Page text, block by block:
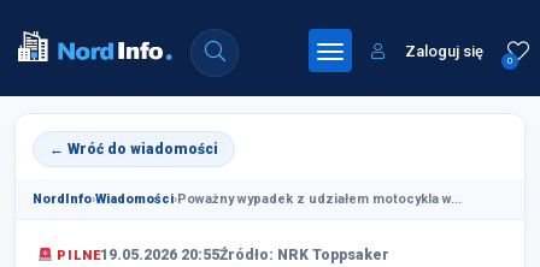
0
Zaloguj się
← Wróć do wiadomości
NordInfo›Wiadomości›Poważny wypadek z udziałem motocykla w...
PILNE19.05.2026 20:55Źródło: NRK Toppsaker